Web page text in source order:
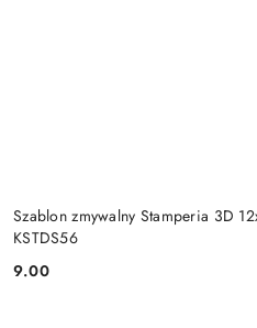
Szablon zmywalny Stamperia 3D
KSTDS56
Cena:
9.00